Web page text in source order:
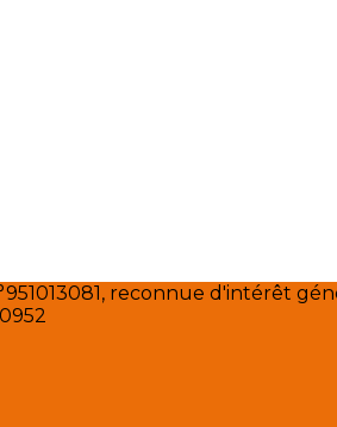
reconnue d'intérêt